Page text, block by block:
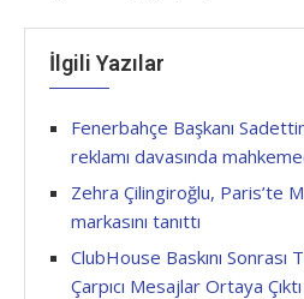
İlgili Yazılar
Fenerbahçe Başkanı
reklamı davasında
Zehra Çilingiroğlu, Paris’te
markasını tanıttı
ClubHouse Baskını
Çarpıcı Mesajlar Ortaya Çıktı